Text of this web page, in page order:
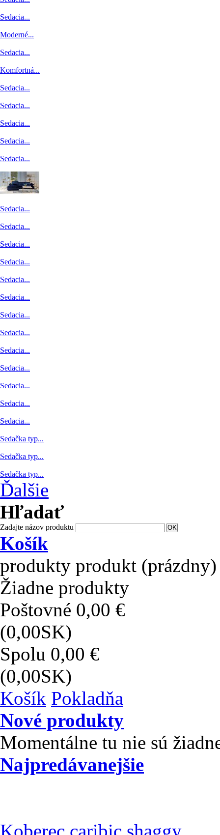
Sedacia...
Moderné...
Sedacia...
Komfortná...
Sedacia...
Sedacia...
Sedacia...
Sedacia...
Sedacia...
Sedacia...
Sedacia...
Sedacia...
Sedacia...
Sedacia...
Sedacia...
Sedacia...
Sedacia...
Sedacia...
Sedacia...
Sedacia...
Sedacia...
Sedacia...
Sedačka typ...
Sedačka typ...
Sedačka typ...
Ďalšie
Hľadať
Zadajte názov produktu
Košík
produkty produkt (prázdny)
Žiadne produkty
Poštovné 0,00 €
(0,00SK)
Spolu 0,00 €
(0,00SK)
Košík Pokladňa
Nové produkty
Momentálne tu nie sú
Najpredávanejšie